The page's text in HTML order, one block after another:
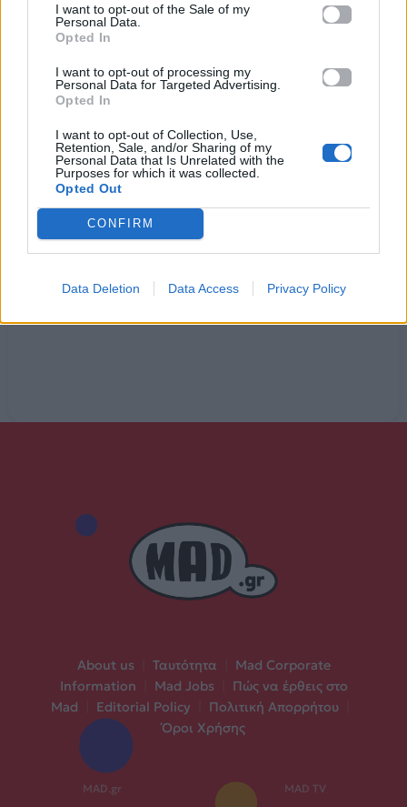
I want to opt-out of the Sale of my
Personal Data.
Opted In
I want to opt-out of processing my
Personal Data for Targeted Advertising.
Opted In
I want to opt-out of Collection, Use,
Retention, Sale, and/or Sharing of my
Personal Data that Is Unrelated with the
Purposes for which it was collected.
Opted Out
CONFIRM
Data Deletion Data Access Privacy Policy
μέσα στις καρδιάς σου την κακοκαιριά
Ερωτευμενάκι, κοίτα με λιγάκι
γιατί θα πεθάνω.. και θα κλαις μετά
Ερωτευμενάκι, σαπιοκαραβάκι
μέσα στις καρδιάς σου την κακοκαιριά
Ερωτευμενάκι, κοίτα με λιγάκι
γιατί θα πεθάνω.. και θα κλαις μετά..
Ακούστε στο Spotify
About us Ταυτότητα
Mad Corporate
Information
Mad Jobs
Πώς να έρθεις στο
Mad
Editorial Policy Πολιτική Απορρήτου
Όροι Χρήσης
MAD.gr MAD TV